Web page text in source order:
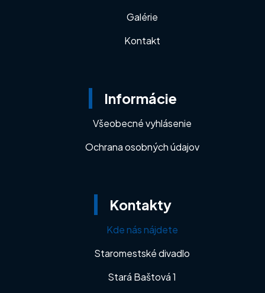
Galérie
Kontakt
Informácie
Všeobecné vyhlásenie
Ochrana osobných údajov
Kontakty
Kde nás nájdete
Staromestské divadlo
Stará Baštová 1